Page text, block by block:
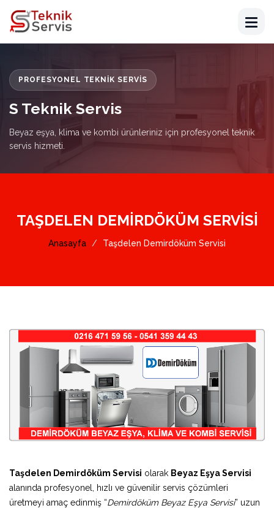
PROFESYONEL TEKNIK SERVIS
S Teknik Servis
Beyaz eşya, klima ve kombi ürünleriniz için profesyonel teknik
servis hizmeti.
TAŞDELEN DEMIRDÖKÜM SERVISI
Anasayfa Taşdelen Demirdöküm Servisi
Taşdelen Demirdöküm Servisi olarak Beyaz Eşya Servisi
alanında profesyonel, hızlı ve güvenilir servis çözümleri
üretmeyi amaç edinmiş “Demirdöküm Beyaz Eşya Servisi” uzun